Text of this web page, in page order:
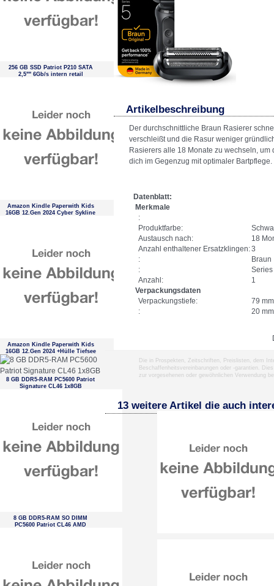
256 GB SSD Patriot P210 SATA
2,5"" 6Gb/s intern retail
Amazon Kindle Paperwith Kids
16GB 12.Gen 2024 Cyber Sykline
Amazon Kindle Paperwith Kids
16GB 12.Gen 2024 +Hülle Tiefsee
8 GB DDR5-RAM PC5600 Patriot
Signature CL46 1x8GB
8 GB DDR5-RAM SO DIMM
PC5600 Patriot CL46 AMD
Artikelbeschreibung
Der durchschnittliche Braun Rasierer
verschleißt und die Rasur weniger
Rasierers alle 18 Monate zu wechseln,
dich im Gegenzug mit optimaler Bartpflege.
Datenblatt:
Merkmale
:
Produktfarbe:
Austausch nach:
18
Anzahl enthaltener Ersatzklingen:3
:
Braun
:
Anzahl:
1
Verpackungsdaten
Verpackungstiefe:
79 mm
:
20 mm
Die in Prospekten, Zeitschriften, Preislisten, dem
Beschaffenheitsvereinbarungen oder -garantien.
zur vorgesehenen oder gewöhnlichen Verwendung
13 weitere Artikel die auch